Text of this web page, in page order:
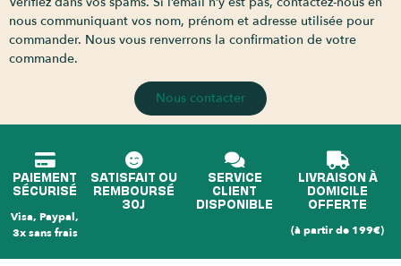
nous communiquant vos nom, prénom et adresse utilisée pour
commander. Nous vous renverrons la confirmation de votre
commande.
Nous contacter
PAIEMENT
SÉCURISÉ
Visa, Paypal,
3x sans frais
SATISFAIT OU
REMBOURSÉ
30J
SERVICE
CLIENT
DISPONIBLE
LIVRAISON À
DOMICILE
OFFERTE
(à partir de 199€)